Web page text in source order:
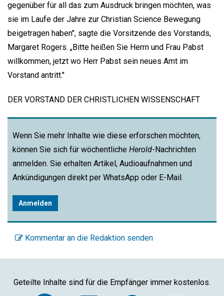
gegenüber für all das zum Ausdruck bringen möchten, was
sie im Laufe der Jahre zur Christian Science Bewegung
beigetragen haben", sagte die Vorsitzende des Vorstands,
Margaret Rogers. „Bitte heißen Sie Herrn und Frau Pabst
willkommen, jetzt wo Herr Pabst sein neues Amt im
Vorstand antritt."
DER VORSTAND DER CHRISTLICHEN WISSENSCHAFT
Wenn Sie mehr Inhalte wie diese erforschen möchten,
können Sie sich für wöchentliche Herold-Nachrichten
anmelden. Sie erhalten Artikel, Audioaufnahmen und
Ankündigungen direkt per WhatsApp oder E-Mail.
Anmelden
Kommentar an die Redaktion senden
Geteilte Inhalte sind für die Empfänger immer kostenlos.